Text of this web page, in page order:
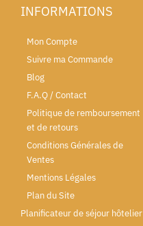
INFORMATIONS
Mon Compte
Suivre ma Commande
Blog
F.A.Q / Contact
Politique de remboursement
et de retours
Conditions Générales de
Ventes
Mentions Légales
Plan du Site
Planificateur de séjour hôtelier